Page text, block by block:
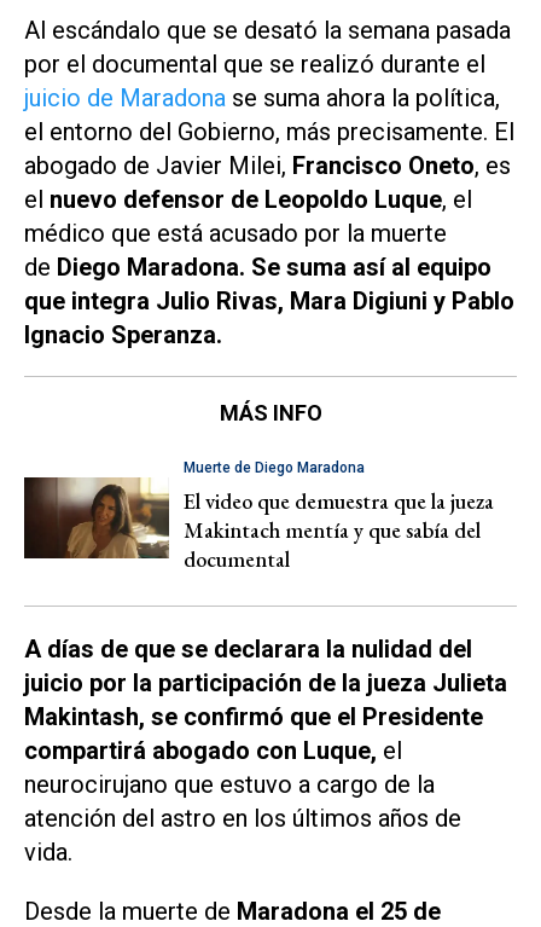
Al escándalo que se desató la semana pasada
por el documental que se realizó durante el
juicio de Maradona se suma ahora la política,
el entorno del Gobierno, más precisamente. El
abogado de Javier Milei, Francisco Oneto, es
el nuevo defensor de Leopoldo Luque, el
médico que está acusado por la muerte
de Diego Maradona. Se suma así al equipo
que integra Julio Rivas, Mara Digiuni y Pablo
Ignacio Speranza.
MÁS INFO
Muerte de Diego Maradona
El video que demuestra que la jueza
Makintach mentía y que sabía del
documental
A días de que se declarara la nulidad del
juicio por la participación de la jueza Julieta
Makintash, se confirmó que el Presidente
compartirá abogado con Luque, el
neurocirujano que estuvo a cargo de la
atención del astro en los últimos años de
vida.
Desde la muerte de Maradona el 25 de